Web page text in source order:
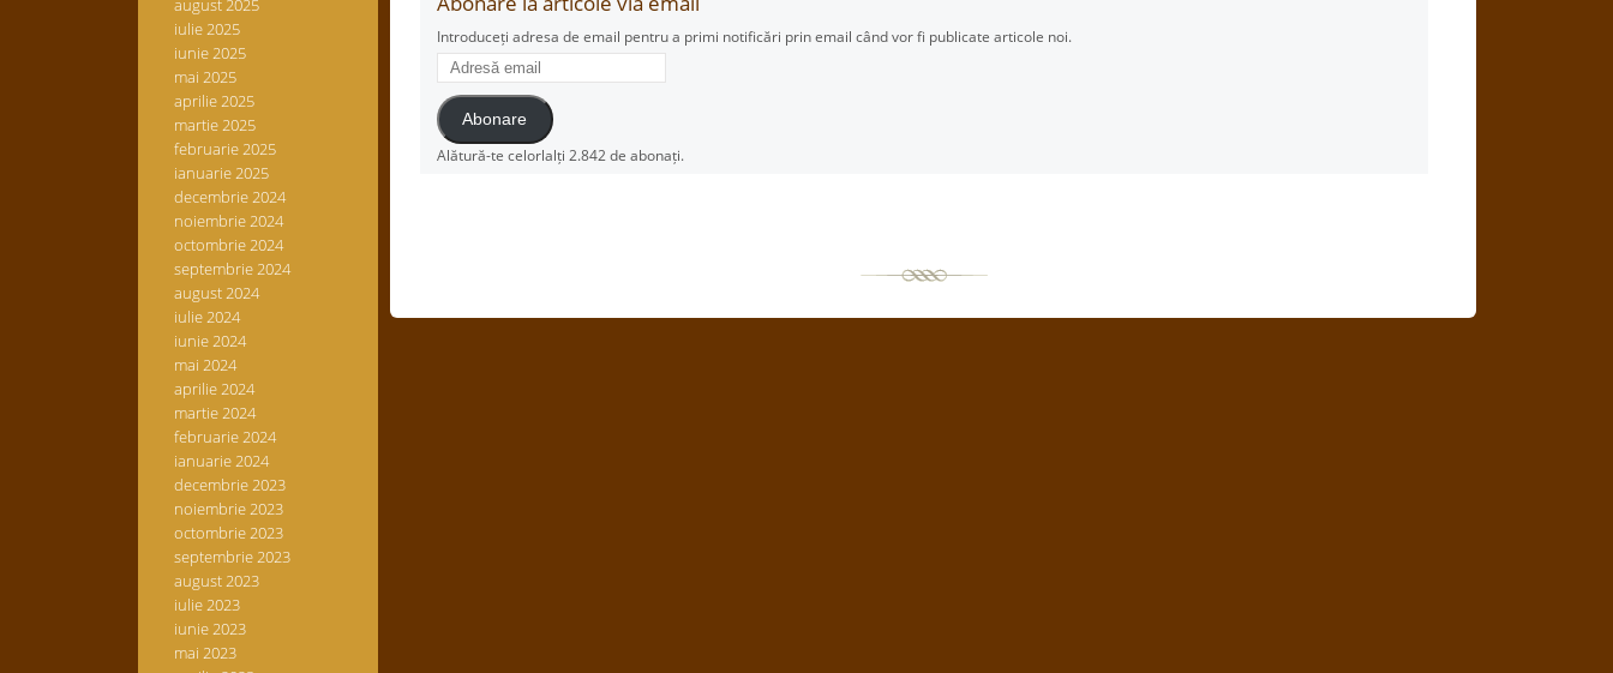
august 2025
iulie 2025
iunie 2025
mai 2025
aprilie 2025
martie 2025
februarie 2025
ianuarie 2025
decembrie 2024
noiembrie 2024
octombrie 2024
septembrie 2024
august 2024
iulie 2024
iunie 2024
mai 2024
aprilie 2024
martie 2024
februarie 2024
ianuarie 2024
decembrie 2023
noiembrie 2023
octombrie 2023
septembrie 2023
august 2023
iulie 2023
iunie 2023
mai 2023
Introduceți adresa de email pentru a primi notificări prin email când vor fi publicate articole noi.
Adresă
email
Abonare
Alătură-te celorlalți 2.842 de abonați.